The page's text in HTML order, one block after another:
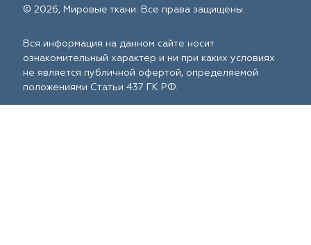
© 2026, Мировые ткани. Все права защищены.
Вся информация на данном сайте носит
ознакомительный характер и ни при каких условиях
не является публичной офертой, определяемой
положениями Статьи 437 ГК РФ.